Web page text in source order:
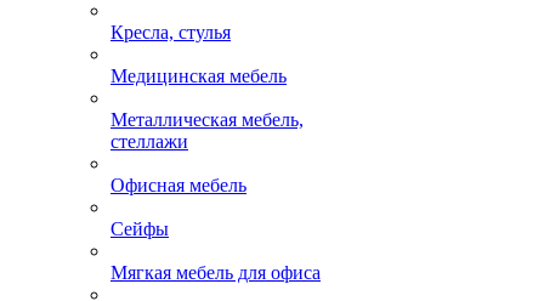
Кресла, стулья
Медицинская мебель
Металлическая мебель,
стеллажи
Офисная мебель
Сейфы
Мягкая мебель для офиса